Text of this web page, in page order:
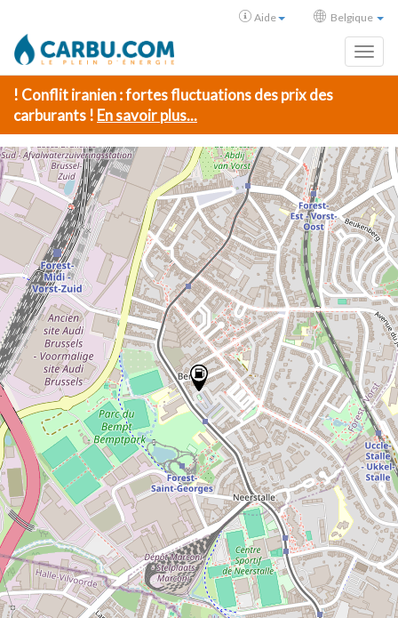
Aide Belgique
! Conflit iranien : fortes fluctuations des prix des
carburants ! En savoir plus...